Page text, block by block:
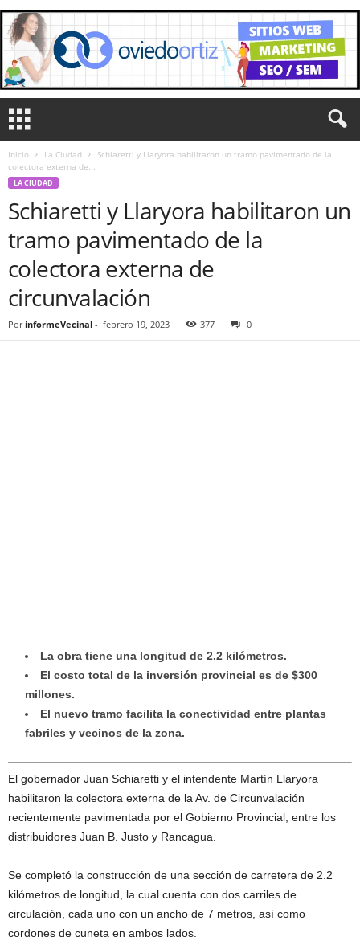
Inicio La Ciudad
Schiaretti y Llaryora habilitaron un tramo pavimentado de la
colectora externa de...
LA CIUDAD
Schiaretti y Llaryora habilitaron un
tramo pavimentado de la
colectora externa de
circunvalación
Por informeVecinal - febrero 19, 2023 377 0
La obra tiene una longitud de 2.2 kilómetros.
El costo total de la inversión provincial es de $300
millones.
El nuevo tramo facilita la conectividad entre plantas
fabriles y vecinos de la zona.
El gobernador Juan Schiaretti y el intendente Martín Llaryora
habilitaron la colectora externa de la Av. de Circunvalación
recientemente pavimentada por el Gobierno Provincial, entre los
distribuidores Juan B. Justo y Rancagua.
Se completó la construcción de una sección de carretera de 2.2
kilómetros de longitud, la cual cuenta con dos carriles de
circulación, cada uno con un ancho de 7 metros, así como
cordones de cuneta en ambos lados.